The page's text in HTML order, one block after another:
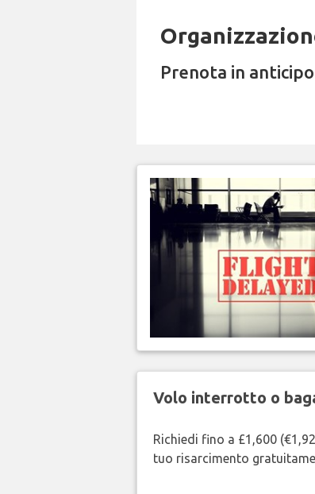
Prenota in anticipo
Volo interrotto o
Richiedi fino a £1,600
tuo risarcimento